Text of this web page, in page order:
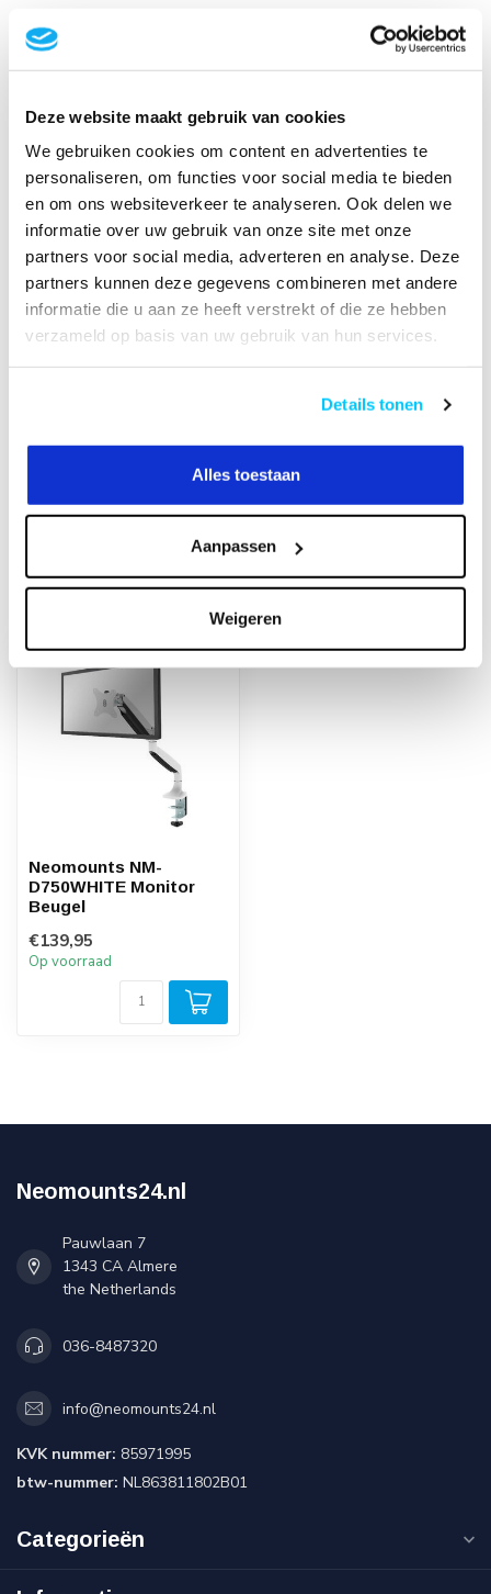
Deze website maakt gebruik van cookies
We gebruiken cookies om content en advertenties te
personaliseren, om functies voor social media te bieden
en om ons websiteverkeer te analyseren. Ook delen we
informatie over uw gebruik van onze site met onze
partners voor social media, adverteren en analyse. Deze
partners kunnen deze gegevens combineren met andere
informatie die u aan ze heeft verstrekt of die ze hebben
verzameld op basis van uw gebruik van hun services.
Details tonen
Alles toestaan
Aanpassen
Weigeren
Hoge Kwaliteit
B2B Op rekening betalen
VIDEO HANDLEIDING
Productomschrijving
Specificaties
Of heeft u hulp nodig bij het bestellen? Neem
contact op met onze klantenservicee
info@neomounts24.nlof
helpen u graag !
Recent bekeken
Neomounts NM-
D750WHITE Monitor
Beugel
€139,95
Op voorraad
Neomounts24.nl
Pauwlaan 7
1343 CA Almere
the Netherlands
036-8487320
info@neomounts24.nl
KVK nummer: 85971995
btw-nummer: NL863811802B01
Categorieën